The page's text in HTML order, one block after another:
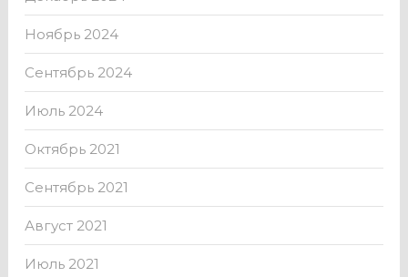
Ноябрь 2024
Сентябрь 2024
Июль 2024
Октябрь 2021
Сентябрь 2021
Август 2021
Июль 2021